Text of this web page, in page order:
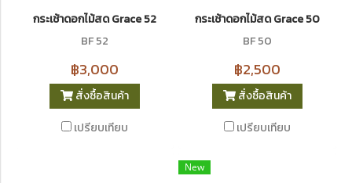
กระเช้าดอกไม้สด Grace 52
BF 52
฿3,000
สั่งซื้อสินค้า
เปรียบเทียบ
กระเช้าดอกไม้สด Grace 50
BF 50
฿2,500
สั่งซื้อสินค้า
เปรียบเทียบ
New